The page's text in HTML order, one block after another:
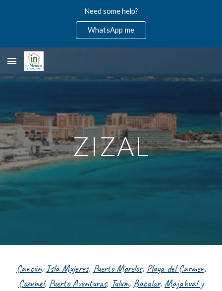
Need some help?
WhatsApp me
ZIZAL
Cancún, Isla Mujeres, Puerto Morelos, Playa del Carmen,
Cozumel, Puerto Aventuras, Tulum, Bacalar, Majahualy